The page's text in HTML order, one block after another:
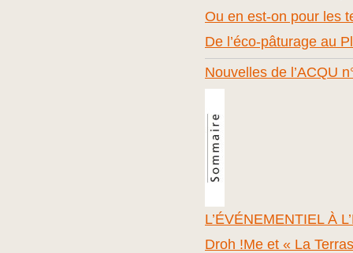
Ou en est-on pour les
De l’éco-pâturage au
Nouvelles de l’ACQU
L’ÉVÉNEMENTIEL À
Droh !Me et « La